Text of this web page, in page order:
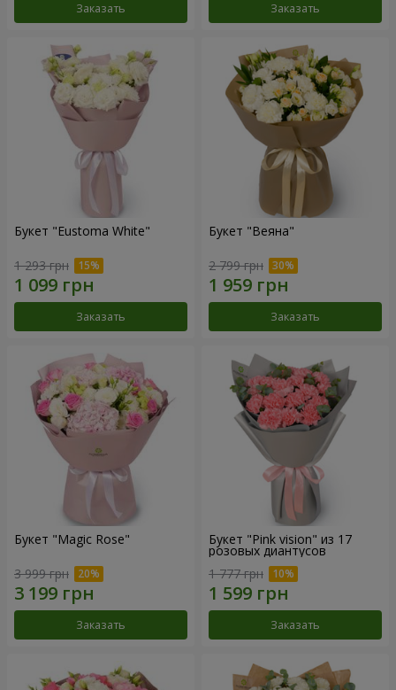
Заказать Заказать
Букет "Eustoma White"
1 293 грн
Заказать
Букет "Веяна"
2 799 грн
Заказать
Букет "Magic Rose"
3 999 грн
Заказать
Букет "Pink vision" из 17
розовых диантусов
1 777 грн
Заказать